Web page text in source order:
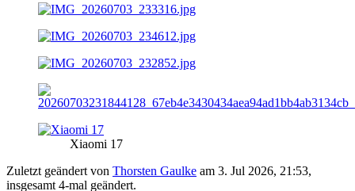
Xiaomi 17
Zuletzt geändert von Thorsten Gaulke am 3. Jul 2026, 21:53,
insgesamt 4-mal geändert.